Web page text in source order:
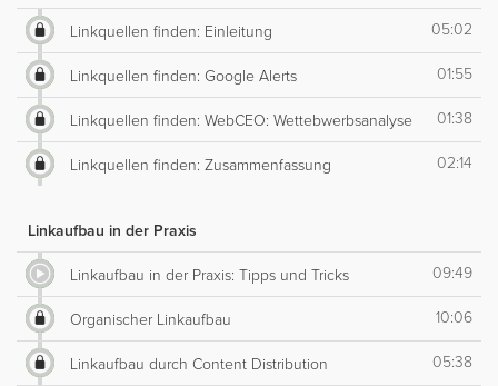
Linkquellen finden: Einleitung 05:02
Linkquellen finden: Google Alerts 01:55
Linkquellen finden: WebCEO: Wettebwerbsanalyse 01:38
Linkquellen finden: Zusammenfassung 02:14
Linkaufbau in der Praxis
Linkaufbau in der Praxis: Tipps und Tricks 09:49
Organischer Linkaufbau 10:06
Linkaufbau durch Content Distribution 05:38